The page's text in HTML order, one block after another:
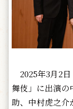
2025年3月2
舞伎」に出演の
助、中村虎之介